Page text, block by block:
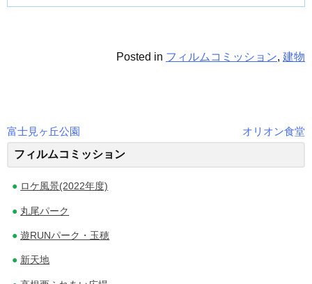
Posted in フィルムコミッション, 建物
投
稿
富士見ヶ丘公園
オリオン食堂
フィルムコミッション
ロケ風景(2022年度)
丸尾パーク
遊RUNパーク・玉穂
新天地